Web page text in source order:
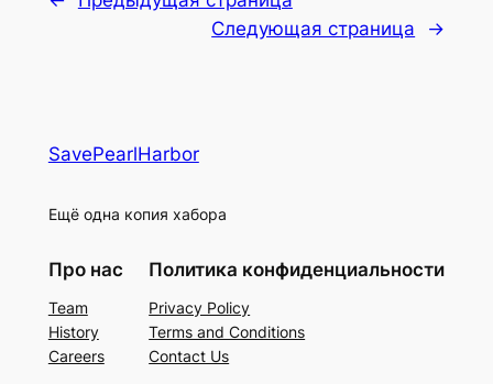
Следующая страница
→
SavePearlHarbor
Ещё одна копия хабора
Про нас
Team
History
Careers
Политика конфиденциальности
Privacy Policy
Terms and Conditions
Contact Us